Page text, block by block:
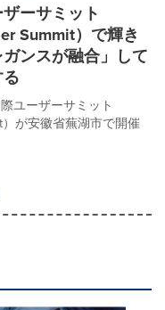
ーサミット
Summit）で輝き
ンスが融合」して
ユーザーサミット
が安徽省蕪湖市で開催